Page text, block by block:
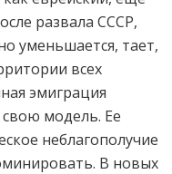
развала СССР,
уменьшается, тает,
всех
эмиграция
модель. Ее
неблагополучие
В новых